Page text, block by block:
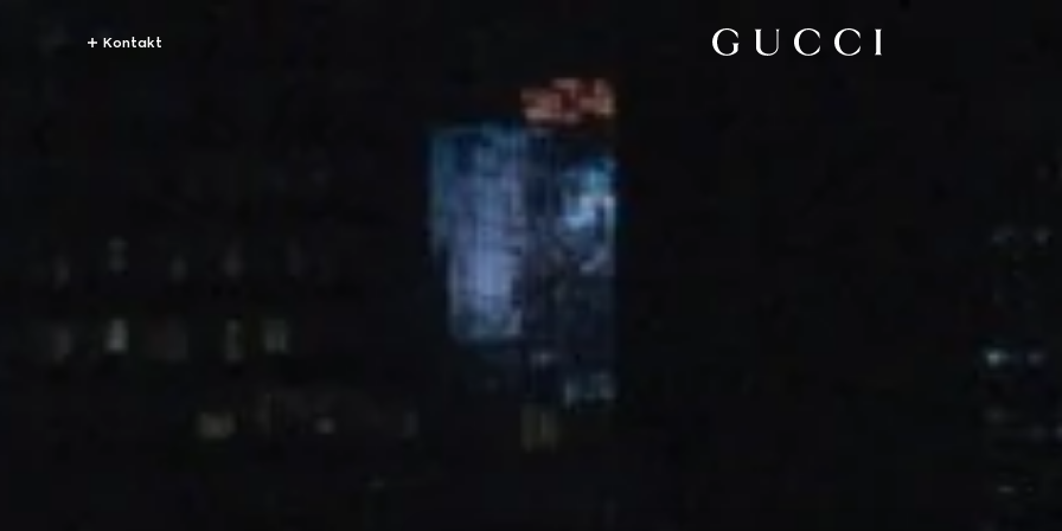
Kontakt